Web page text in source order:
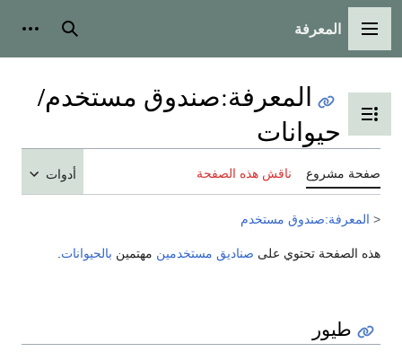
القائمة الرئيسية
المعرفة بحث
تبديل عرض جدول المحتويات
المعرفة:صندوق مستخدم/
حيوانات
صفحة مشروع ناقش هذه الصفحة أدوات
< المعرفة:صندوق مستخدم
هذه الصفحة تحتوي على صناديق مستخدمين مهتمين بالحيوانات
طيور